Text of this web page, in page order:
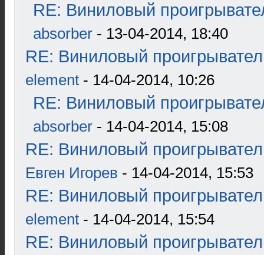
RE: Виниловый
absorber - 13-04-2014, 18:40
RE: Виниловый
element - 14-04-2014, 10:26
RE: Виниловый
absorber - 14-04-2014, 15:08
RE: Виниловый
Евген Игорев - 14-04-2014, 15:53
RE: Виниловый
element - 14-04-2014, 15:54
RE: Виниловый